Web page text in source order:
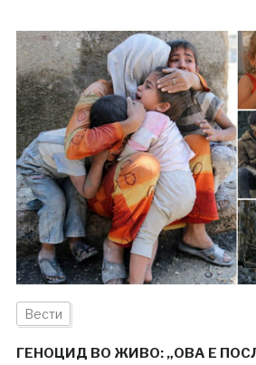
Вести
ГЕНОЦИД ВО ЖИВО: „ОВА Е